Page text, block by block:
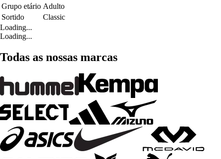
Grupo etário Adulto
Sortido
Classic
Loading...
Loading...
Todas as nossas marcas